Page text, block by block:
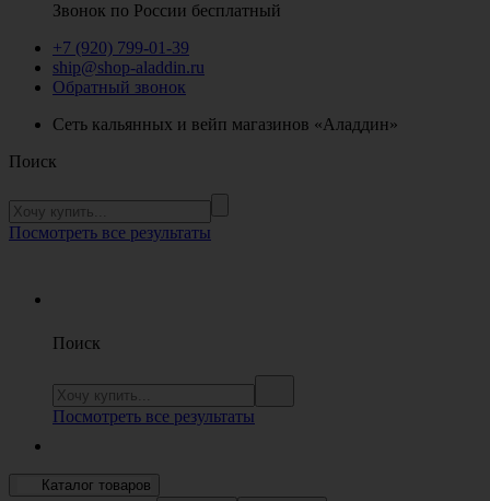
Звонок по России бесплатный
+7 (920) 799-01-39
ship@shop-aladdin.ru
Обратный звонок
Сеть кальянных и вейп магазинов «Аладдин»
Поиск
Посмотреть все результаты
Поиск
Посмотреть все результаты
Каталог товаров